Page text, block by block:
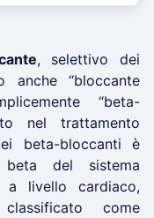
, selettivo dei
“bloccante
“beta-
nel trattamento
beta-bloccanti è
del sistema
a livello cardiaco,
come